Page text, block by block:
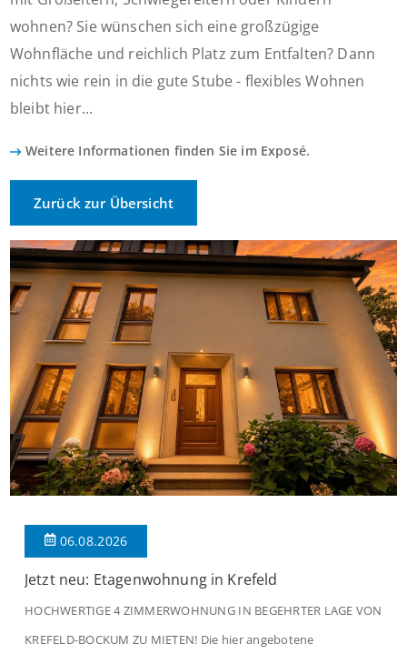
wohnen? Sie wünschen sich eine großzügige
Wohnfläche und reichlich Platz zum Entfalten? Dann
nichts wie rein in die gute Stube - flexibles Wohnen
bleibt hier...
Weitere Informationen finden Sie im Exposé.
Zurück zur Übersicht
06.08.2026
Jetzt neu: Etagenwohnung in Krefeld
HOCHWERTIGE 4 ZIMMERWOHNUNG IN BEGEHRTER LAGE VON
KREFELD-BOCKUM ZU MIETEN! Die hier angebotene